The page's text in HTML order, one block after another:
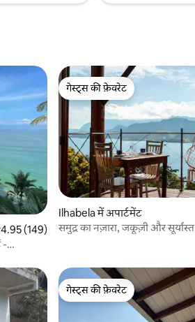
रेटिंग 5 में से 4.95, 149 समीक्षाएँ
4.95 (149)
-
गेस्ट्स की फ़ेवरेट
गेस्ट्स की फ़ेवरेट
Ilhabela में अपार्टमेंट
समुद्र का नज़ारा, जकूज़ी और सूर्यास्त
गेस्ट्स की फ़ेवरेट
गेस्ट्स की फ़ेवरेट